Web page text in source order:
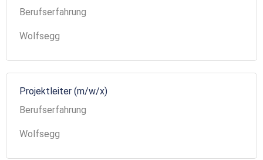
Berufserfahrung
Wolfsegg
Projektleiter (m/w/x)
Berufserfahrung
Wolfsegg